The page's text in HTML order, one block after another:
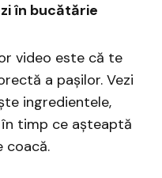
în bucătărie
video este că te
a pașilor. Vezi
ingredientele,
timp ce așteaptă
coacă.